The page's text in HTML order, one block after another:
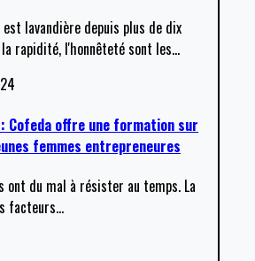
est lavandière depuis plus de dix
la rapidité, l'honnêteté sont les…
: Cofeda offre une formation sur
femmes entrepreneures
ont du mal à résister au temps. La
facteurs…